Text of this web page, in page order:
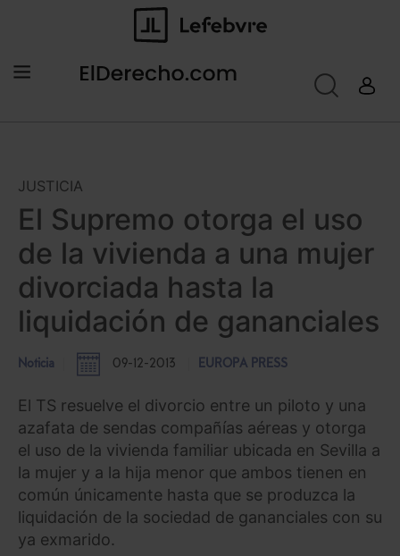
JUSTICIA
El Supremo otorga el uso
de la vivienda a una mujer
divorciada hasta la
liquidación de gananciales
Noticia 09-12-2013 EUROPA PRESS
El TS resuelve el divorcio entre un piloto y una
azafata de sendas compañías aéreas y otorga
el uso de la vivienda familiar ubicada en Sevilla a
la mujer y a la hija menor que ambos tienen en
común únicamente hasta que se produzca la
liquidación de la sociedad de gananciales con su
ya exmarido.